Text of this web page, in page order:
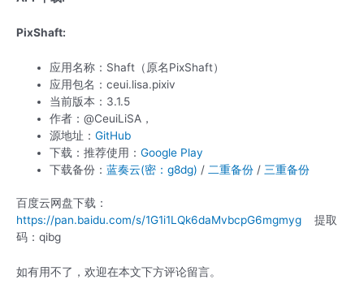
PixShaft:
应用名称：Shaft（原名PixShaft）
应用包名：ceui.lisa.pixiv
当前版本：3.1.5
作者：@CeuiLiSA，
源地址：GitHub
下载：推荐使用：Google Play
下载备份：蓝奏云(密：g8dg) / 二重备份 / 三重备份
百度云网盘下载：
https://pan.baidu.com/s/1G1i1LQk6daMvbcpG6mgmyg 提取
码：qibg
如有用不了，欢迎在本文下方评论留言。